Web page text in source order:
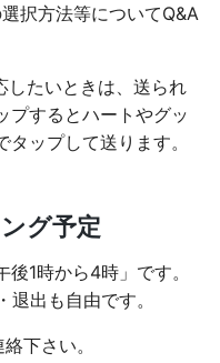
択方法等についてQ&A
したいときは、送られ
プするとハートやグッ
ップして送ります。
グ予定
1時から4時」です。
出も自由です。
下さい。